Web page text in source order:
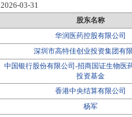
2026-03-31
股东名称
华润医药控股有限公司
深圳市高特佳创业投资集团有
中国银行股份有限公司-招商国证生物医
投资基金
香港中央结算有限公司
杨军